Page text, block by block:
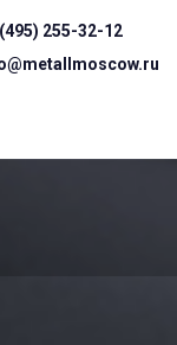
255-32-12